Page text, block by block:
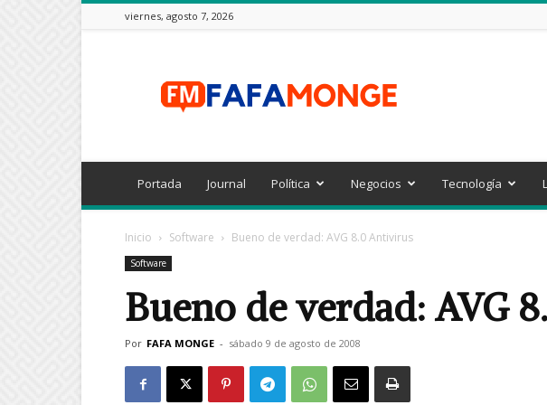
viernes, agosto 7, 2026
Portada Journal Política Negocios Tecnología
Inicio Software Bueno de verdad: AVG 8.0 Antivirus
Software
Bueno de verdad: AVG
Por FAFA MONGE - sábado 9 de agosto de 2008